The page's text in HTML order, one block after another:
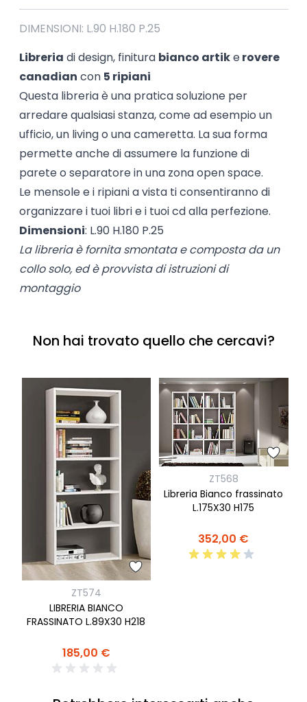
DIMENSIONI: L.90 H.180 P.25
Libreria di design, finitura bianco artikerovere
canadian con 5 ripiani
Questa libreria è una pratica soluzione per
arredare qualsiasi stanza, come ad esempio un
ufficio, un living o una cameretta. La sua forma
permette anche di assumere la funzione di
parete o separatore in una zona open space.
Le mensole e i ripiani a vista ti consentiranno di
organizzare i tuoi libri e i tuoi cd alla perfezione.
Dimensioni: L.90 H.180 P.25
La libreria è fornita smontata e composta da un
collo solo, ed è provvista di istruzioni di
montaggio
Non hai trovato quello che cercavi?
ZT574
LIBRERIA BIANCO
FRASSINATO L.89X30 H218
185,00 €
ZT568
Libreria Bianco frassinato
L.175X30 H175
352,00 €